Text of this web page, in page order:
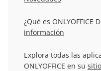
¿Qué es
información
Explora todas las
ONLYOFFICE en su